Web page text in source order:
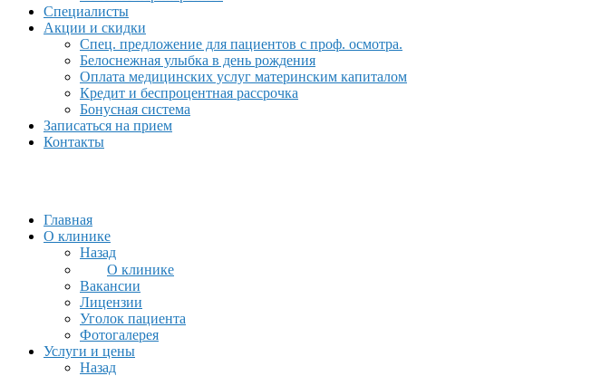
Специалисты
Акции и скидки
Спец. предложение для пациентов с проф. осмотра.
Белоснежная улыбка в день рождения
Оплата медицинских услуг материнским капиталом
Кредит и беспроцентная рассрочка
Бонусная система
Записаться на прием
Контакты
Главная
О клинике
Назад
О клинике
Вакансии
Лицензии
Уголок пациента
Фотогалерея
Услуги и цены
Назад